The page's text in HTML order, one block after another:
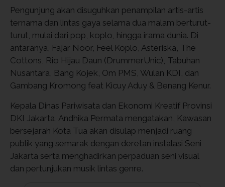
Pengunjung akan disuguhkan penampilan artis-artis
ternama dan lintas gaya selama dua malam berturut-
turut, mulai dari pop, koplo, hingga irama dunia. Di
antaranya, Fajar Noor, Feel Koplo, Asteriska, The
Cottons, Rio Hijau Daun (DrummerUnic), Tabuhan
Nusantara, Bang Kojek, Om PMS, Wulan KDI, dan
Gambang Kromong feat Kicuy Aduy & Benang Kenur.
Kepala Dinas Pariwisata dan Ekonomi Kreatif Provinsi
DKI Jakarta, Andhika Permata mengatakan, Kawasan
bersejarah Kota Tua akan disulap menjadi ruang
publik yang semarak dengan deretan instalasi Seni
Jakarta serta menghadirkan perpaduan seni visual
dan pertunjukan musik lintas genre.